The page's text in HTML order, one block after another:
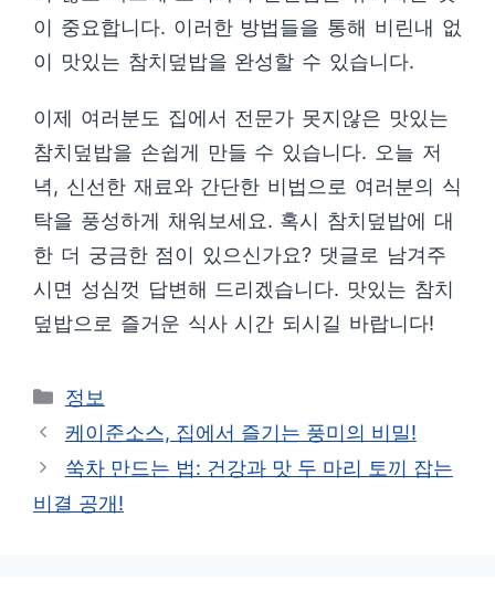
이 중요합니다. 이러한 방법들을 통해 비린내 없
이 맛있는 참치덮밥을 완성할 수 있습니다.
이제 여러분도 집에서 전문가 못지않은 맛있는
참치덮밥을 손쉽게 만들 수 있습니다. 오늘 저
녁, 신선한 재료와 간단한 비법으로 여러분의 식
탁을 풍성하게 채워보세요. 혹시 참치덮밥에 대
한 더 궁금한 점이 있으신가요? 댓글로 남겨주
시면 성심껏 답변해 드리겠습니다. 맛있는 참치
덮밥으로 즐거운 식사 시간 되시길 바랍니다!
카
테
리
정보
케이준소스, 집에서 즐기는 풍미의 비밀!
쑥차 만드는 법: 건강과 맛 두 마리 토끼 잡는
비결 공개!